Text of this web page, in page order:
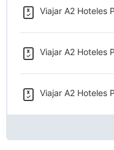
Viajar A2 Hoteles
Viajar A2 Hoteles
Viajar A2 Hoteles